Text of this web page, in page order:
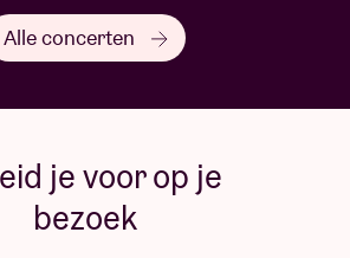
Alle concerten
je voor op je
bezoek